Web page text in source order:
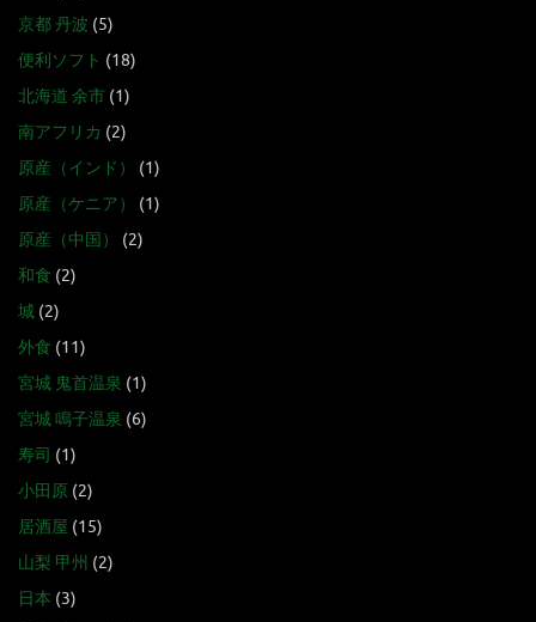
京都 丹波 (5)
便利ソフト (18)
北海道 余市 (1)
南アフリカ (2)
原産（インド）
(1)
原産（ケニア）
(1)
原産（中国）
(2)
和食 (2)
城 (2)
外食 (11)
宮城 鬼首温泉 (1)
宮城 鳴子温泉 (6)
寿司 (1)
小田原 (2)
居酒屋 (15)
山梨 甲州 (2)
日本 (3)